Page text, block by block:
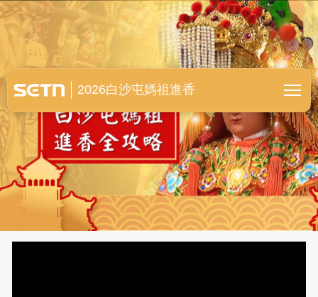
白沙屯媽祖進香全紀錄
2026白沙屯媽祖進香